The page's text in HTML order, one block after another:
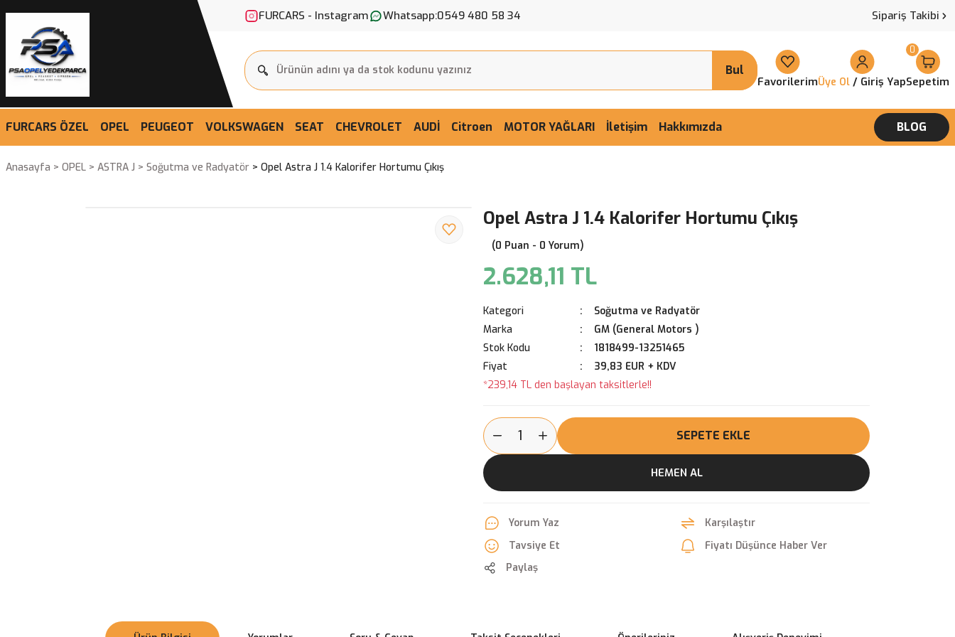
FURCARS - Instagram Whatsapp:0549 480 58 34 Sipariş Takibi
Bul
FavorilerimÜye Ol / Giriş YapSepetim
0
FURCARS ÖZEL OPEL PEUGEOT VOLKSWAGEN SEAT CHEVROLET AUDİ Citroen MOTOR YAĞLARI İletişim Hakkımızda BLOG
Anasayfa OPEL ASTRA J Soğutma ve Radyatör Opel Astra J 1.4 Kalorifer Hortumu Çıkış
Opel Astra J 1.4 Kalorifer Hortumu Çıkış
(0 Puan - 0 Yorum)
2.628,11 TL
Kategori
Soğutma ve Radyatör
Marka
GM (General Motors )
Stok Kodu
1818499-13251465
Fiyat
39,83 EUR + KDV
*239,14 TL den başlayan taksitlerle!!
SEPETE EKLE
HEMEN AL
Yorum Yaz
Karşılaştır
Tavsiye Et
Fiyatı Düşünce Haber Ver
Paylaş